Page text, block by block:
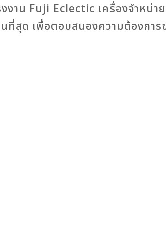
งงาน Fuji Eclectic เครื่องจําห
ที่สุด เพื่อตอบสนองความต้องกา